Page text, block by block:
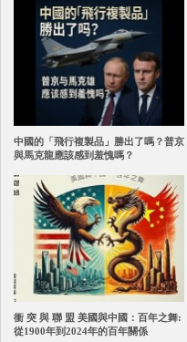
中國的「飛行複製品」勝出了嗎？普京
與馬克龍應該感到羞愧嗎？
衝 突 與 聯 盟 美國與中國：百年之舞:
從1900年到2024年的百年關係